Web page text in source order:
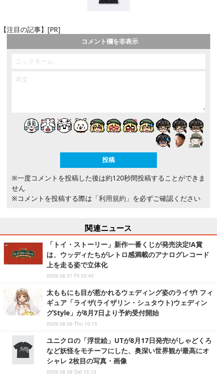
【注目の記事】[PR]
コメント欄を非表示
※一度コメントを投稿した後は約120秒間投稿することができま
せん
※コメントを投稿する際は 「利用規約」 を必ずご確認ください
関連ニュース
「トイ・ストーリー」新作一番くじが発売決定!A賞
は、ウッディたちがレトロ感満載のアナログレコード
上を走る姿で立体化
2026.08.07 Fri 03:40
太ももにも目が惹かれるウェディング姿のライザ! フィ
ギュア「ライザ(ライザリン・シュタウト)ウェディン
グStyle」が8月7日より予約受付開始
2026.08.06 Thu 10:15
ユニクロの「浮世絵」UTが8月17日発売!がしゃどくろ
など妖怪をモチーフにした、奥深い世界観が最高にオ
シャレ 2枚目の写真・画像
2026.08.08 Sat 15:10